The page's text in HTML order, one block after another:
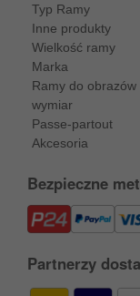
Typ Ramy
Inne produkty
Wielkość ramy
Marka
Ramy do obrazów
wymiar
Passe-partout
Akcesoria
Bezpieczne
Partnerzy